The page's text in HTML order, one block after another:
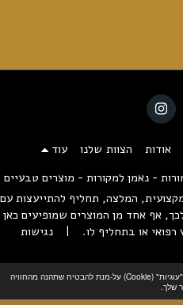
אתר זה משתמש ב"עוגיות" (Cookie) על-מנת להבטיח שתהנה מהחוויה
שלך.
אודות הצוות שלנו
עוד
נאמן למקורות - מוצרים טבעיים
המלצה, תחליף להתייעצות עם
אף אחד מן המוצרים שמופיעים כאן
רפואי או בתחליף לו. |נגישות